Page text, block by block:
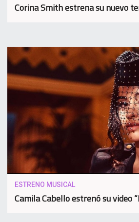
Corina Smith estrena su nuevo
ESTRENO MUSICAL
Camila Cabello estrenó su video